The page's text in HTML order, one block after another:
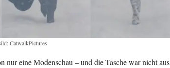
CatwalkPictures
nur eine Modenschau – und die Tasche war nicht aus